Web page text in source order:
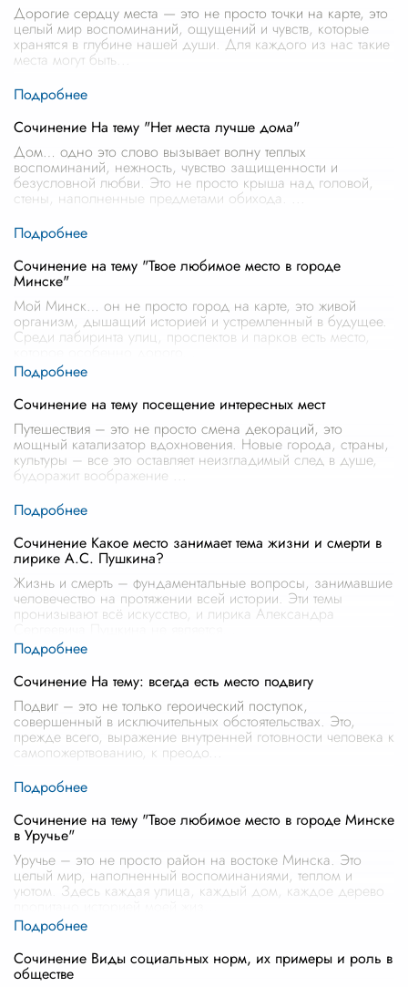
Дорогие сердцу места — это не просто точки на карте, это
целый мир воспоминаний, ощущений и чувств, которые
хранятся в глубине нашей души. Для каждого из нас такие
места могут быть
Сочинение На тему "Нет места лучше дома"
Дом… одно это слово вызывает волну теплых
воспоминаний, нежность, чувство защищенности и
безусловной любви. Это не просто крыша над головой,
стены, наполненные предметами обихода.
Сочинение на тему "Твое любимое место в городе
Минске"
Мой Минск… он не просто город на карте, это живой
организм, дышащий историей и устремленный в будущее.
Среди лабиринта улиц, проспектов и парков есть место,
Сочинение на тему посещение интересных мест
Путешествия – это не просто смена декораций, это
мощный катализатор вдохновения. Новые города, страны,
культуры – все это оставляет неизгладимый след в душе,
будоражит воображение
Сочинение Какое место занимает тема жизни и смерти в
лирике А.С. Пушкина?
Жизнь и смерть – фундаментальные вопросы, занимавшие
человечество на протяжении всей истории. Эти темы
пронизывают всё искусство, и лирика Александра
Сочинение На тему: всегда есть место подвигу
Подвиг – это не только героический поступок,
совершенный в исключительных обстоятельствах. Это,
прежде всего, выражение внутренней готовности человека к
самопожертвованию, к преодо
Сочинение на тему "Твое любимое место в городе Минске
в Уручье"
Уручье – это не просто район на востоке Минска. Это
целый мир, наполненный воспоминаниями, теплом и
уютом. Здесь каждая улица, каждый дом, каждое дерево
Сочинение Виды социальных норм, их примеры и роль в
обществе